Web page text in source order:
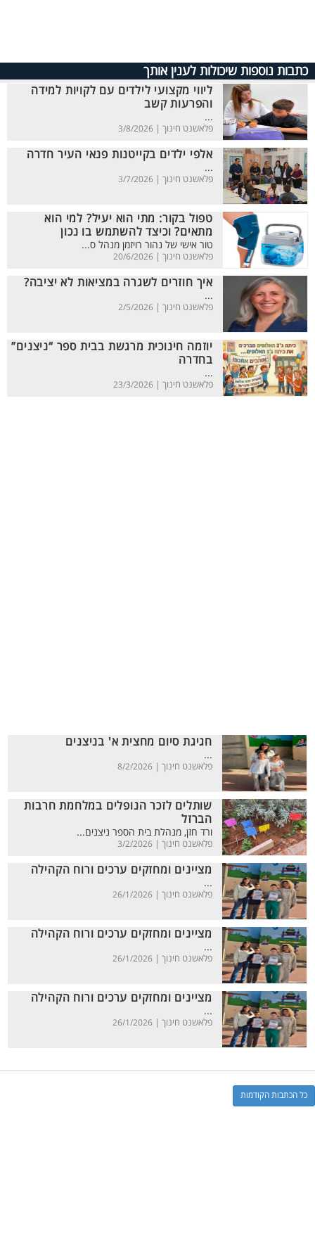
כתבות נוספות שיכולות לענין אותך
ליווי מקצועי לילדים עם לקויות למידה
והפרעות קשב
...
פלאשנט חינוך | 3/8/2026
אלפי ילדים בקייטנות פנאי העיר חדרה
...
פלאשנט חינוך | 3/7/2026
טפול בקור: מתי הוא יעיל? למי הוא
מתאים? וכיצד להשתמש בו נכון
טור אישי של נהור רויזמן מנהל ס...
פלאשנט חינוך | 20/6/2026
איך חוזרים לשגרה במציאות לא יציבה?
...
פלאשנט חינוך | 2/5/2026
יוזמה חינוכית מרגשת בבית ספר “ניצנים”
בחדרה
...
פלאשנט חינוך | 23/3/2026
חגיגת סיום מחצית א' בניצנים
...
פלאשנט חינוך | 8/2/2026
שותלים לזכר הנופלים במלחמת חרבות
הברזל
ורד חזן, מנהלת בית הספר ניצנים...
פלאשנט חינוך | 3/2/2026
מציינים ומחזקים ערכים ורוח הקהילה
...
פלאשנט חינוך | 26/1/2026
מציינים ומחזקים ערכים ורוח הקהילה
...
פלאשנט חינוך | 26/1/2026
מציינים ומחזקים ערכים ורוח הקהילה
...
פלאשנט חינוך | 26/1/2026
כל הכתבות הקודמות